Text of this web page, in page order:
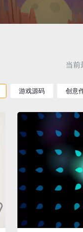
当前
游戏源码 创意